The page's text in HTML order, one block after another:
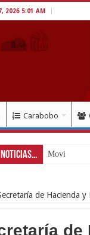
2026 5:01 AM
Carabobo
Movimiento
de Hacienda y
de